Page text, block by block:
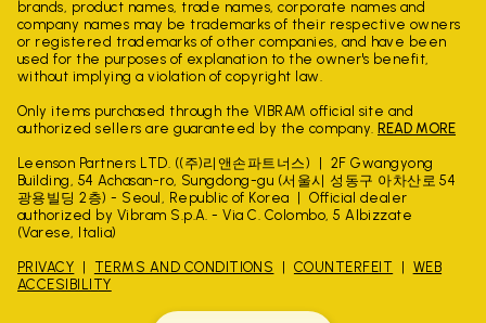
brands, product names, trade names, corporate names and
company names may be trademarks of their respective owners
or registered trademarks of other companies, and have been
used for the purposes of explanation to the owner's benefit,
without implying a violation of copyright law.
Only items purchased through the VIBRAM official site and
authorized sellers are guaranteed by the company. READ MORE
Leenson Partners LTD. ((주)리앤손파트너스)
2F Gwangyong
Building, 54 Achasan-ro, Sungdong-gu (서울시 성동구 아차산로 54
광용빌딩 2층) - Seoul, Republic of Korea
Official dealer
authorized by Vibram S.p.A. - Via C. Colombo, 5 Albizzate
(Varese, Italia)
PRIVACY TERMS AND CONDITIONS COUNTERFEIT
WEB
ACCESIBILITY